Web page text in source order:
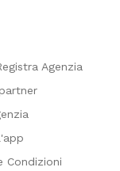
Agenzia
Condizioni